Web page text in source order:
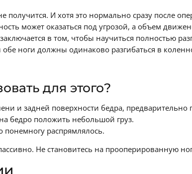
получится. И хотя это нормально сразу после
может оказаться под угрозой, а объем
в том, чтобы научиться полностью
ноги должны одинаково разгибаться в
для этого?
и задней поверхности бедра,
бедро положить небольшой груз.
понемногу распрямлялось.
Не становитесь на прооперированную